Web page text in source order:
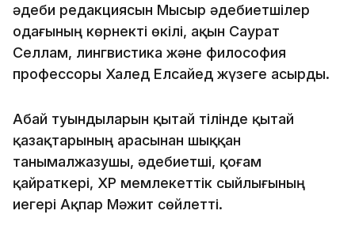
әдеби редакциясын Мысыр әдебиетшілер
одағының көрнекті өкілі, ақын Саурат
Селлам, лингвистика және философия
профессоры Халед Елсайед жүзеге асырды.
Абай туындыларын қытай тілінде қытай
қазақтарының арасынан шыққан
танымалжазушы, әдебиетші, қоғам
қайраткері, ҚХР мемлекеттік сыйлығының
иегері Ақпар Мәжит сөйлетті.